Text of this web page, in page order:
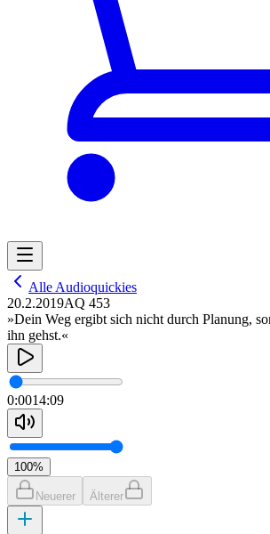
Alle Audioquickies
20.2.2019AQ 453
»Dein Weg ergibt sich nicht durch Planung,
ihn gehst.«
0:0014:09
100%
Neuerer Älterer